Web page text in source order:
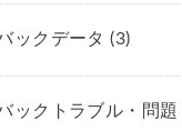
ックデータ(3)
ックトラブル・問題